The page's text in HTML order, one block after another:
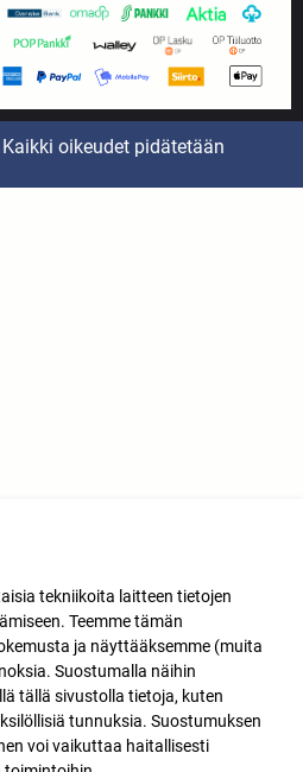
oikeudet pidätetään
tekniikoita laitteen tietojen
Teemme tämän
ja näyttääksemme (muita
Suostumalla näihin
tällä sivustolla tietoja, kuten
tunnuksia. Suostumuksen
voi vaikuttaa haitallisesti